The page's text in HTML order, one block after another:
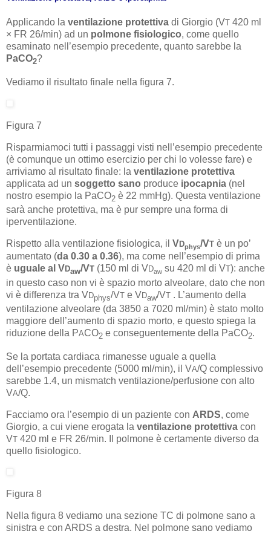
Applicando la ventilazione protettiva di Giorgio (VT 420 ml
× FR 26/min) ad un polmone fisiologico, come quello
esaminato nell’esempio precedente, quanto sarebbe la
PaCO2?
Vediamo il risultato finale nella figura 7.
Figura 7
Risparmiamoci tutti i passaggi visti nell’esempio precedente
(è comunque un ottimo esercizio per chi lo volesse fare) e
arriviamo al risultato finale: la ventilazione protettiva
applicata ad un soggetto sano produce ipocapnia (nel
nostro esempio la PaCO2 è 22 mmHg). Questa ventilazione
sarà anche protettiva, ma è pur sempre una forma di
iperventilazione.
Rispetto alla ventilazione fisiologica, il VDphys/VT è un po’
aumentato (da 0.30 a 0.36), ma come nell’esempio di prima
è uguale al VDaw/VT (150 ml di VDaw su 420 ml di VT): anche
in questo caso non vi è spazio morto alveolare, dato che non
vi è differenza tra VDphys/VT e VDaw/VT . L’aumento della
ventilazione alveolare (da 3850 a 7020 ml/min) è stato molto
maggiore dell’aumento di spazio morto, e questo spiega la
riduzione della PACO2 e conseguentemente della PaCO2.
Se la portata cardiaca rimanesse uguale a quella
dell’esempio precedente (5000 ml/min), il VA/Q complessivo
sarebbe 1.4, un mismatch ventilazione/perfusione con alto
VA/Q.
Facciamo ora l’esempio di un paziente con ARDS, come
Giorgio, a cui viene erogata la ventilazione protettiva con
VT 420 ml e FR 26/min. Il polmone è certamente diverso da
quello fisiologico.
Figura 8
Nella figura 8 vediamo una sezione TC di polmone sano a
sinistra e con ARDS a destra. Nel polmone sano vediamo